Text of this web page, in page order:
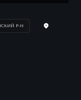
Р-Н